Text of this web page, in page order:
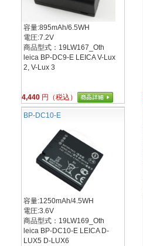
容量:895mAh/6.5WH
電圧:7.2V
商品型式：19LW167_Oth
leica BP-DC9-E LEICA V-Lux
2, V-Lux 3
4,440 円（税込）
BP-DC10-E
容量:1250mAh/4.5WH
電圧:3.6V
商品型式：19LW169_Oth
leica BP-DC10-E LEICA D-
LUX5 D-LUX6